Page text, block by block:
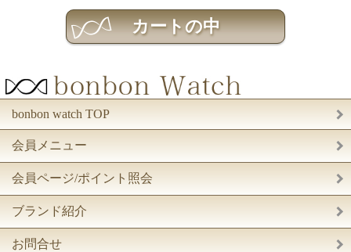
bonbon watch TOP
会員メニュー
会員ページ/ポイント照会
ブランド紹介
お問合せ